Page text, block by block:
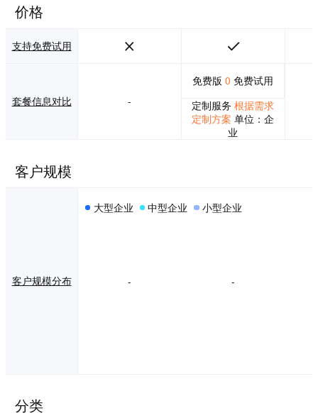
价格
支持免费试用
套餐信息对比 -
免费版 0 免费试用
定制服务根据需求
定制方案 单位：企
业
客户规模
客户规模分布
大型企业 中型企业 小型企业
- -
分类